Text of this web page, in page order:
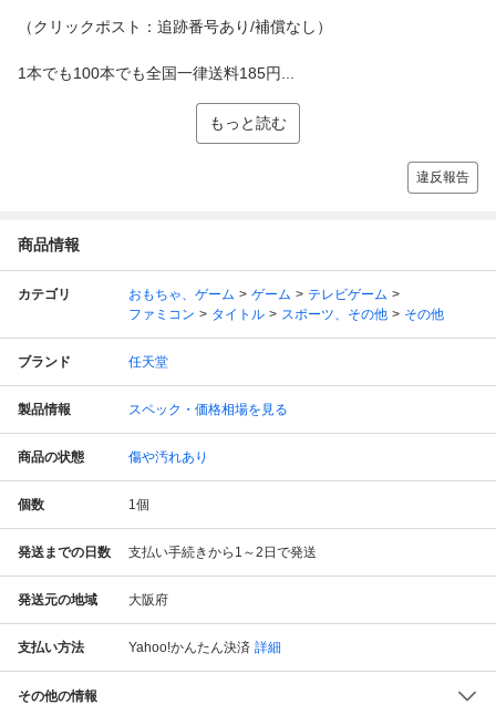
（クリックポスト：追跡番号あり/補償なし）
1本でも100本でも全国一律送料185円...
もっと読む
違反報告
商品情報
カテゴリ おもちゃ、ゲーム ゲーム
テレビゲーム
ファミコン
タイトル スポーツ、その他 その他
ブランド 任天堂
製品情報 スペック・価格相場を見る
商品の状態 傷や汚れあり
個数 1個
発送までの日数 支払い手続きから1～2日で発送
発送元の地域 大阪府
支払い方法 Yahoo!かんたん決済 詳細
その他の情報